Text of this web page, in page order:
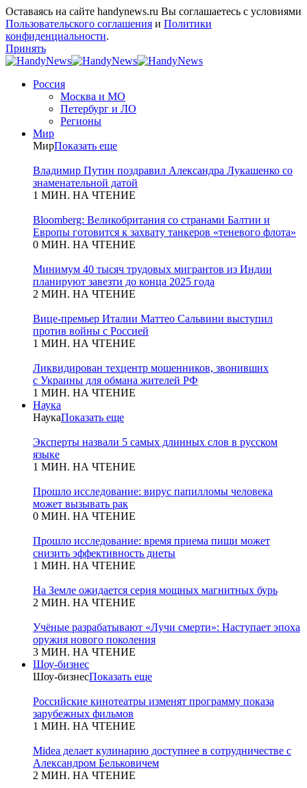
Оставаясь на сайте handynews.ru Вы соглашаетесь с условиями
Пользовательского соглашения и Политики
конфиденциальности.
Принять
Россия
Москва и МО
Петербург и ЛО
Регионы
Мир
МирПоказать еще
Владимир Путин поздравил Александра Лукашенко со
знаменательной датой
1 МИН. НА ЧТЕНИЕ
Bloomberg: Великобритания со странами Балтии и
Европы готовится к захвату танкеров «теневого флота»
0 МИН. НА ЧТЕНИЕ
Минимум 40 тысяч трудовых мигрантов из Индии
планируют завезти до конца 2025 года
2 МИН. НА ЧТЕНИЕ
Вице-премьер Италии Маттео Сальвини выступил
против войны с Россией
1 МИН. НА ЧТЕНИЕ
Ликвидирован техцентр мошенников, звонивших
с Украины для обмана жителей РФ
1 МИН. НА ЧТЕНИЕ
Наука
НаукаПоказать еще
Эксперты назвали 5 самых длинных слов в русском
языке
1 МИН. НА ЧТЕНИЕ
Прошло исследование: вирус папилломы человека
может вызывать рак
0 МИН. НА ЧТЕНИЕ
Прошло исследование: время приема пищи может
снизить эффективность диеты
1 МИН. НА ЧТЕНИЕ
На Земле ожидается серия мощных магнитных бурь
2 МИН. НА ЧТЕНИЕ
Учёные разрабатывают «Лучи смерти»: Наступает эпоха
оружия нового поколения
3 МИН. НА ЧТЕНИЕ
Шоу-бизнес
Шоу-бизнесПоказать еще
Российские кинотеатры изменят программу показа
зарубежных фильмов
1 МИН. НА ЧТЕНИЕ
Midea делает кулинарию доступнее в сотрудничестве с
Александром Бельковичем
2 МИН. НА ЧТЕНИЕ